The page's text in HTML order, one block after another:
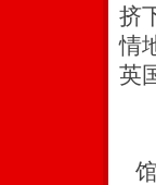
挤
情
英